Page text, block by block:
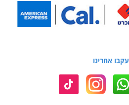
עקבו אחרינו